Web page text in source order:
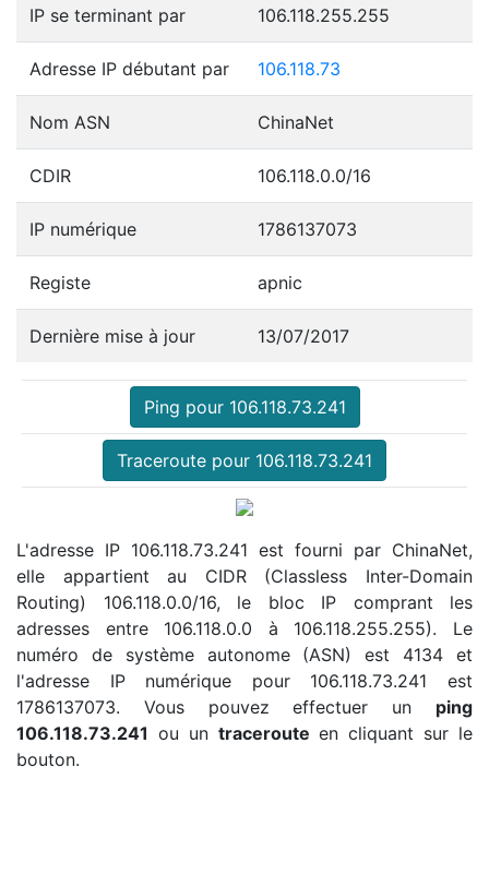
IP se terminant par 106.118.255.255
Adresse IP débutant par 106.118.73
Nom ASN ChinaNet
CDIR 106.118.0.0/16
IP numérique 1786137073
Registe apnic
Dernière mise à jour 13/07/2017
Ping pour 106.118.73.241
Traceroute pour 106.118.73.241
L'adresse IP 106.118.73.241 est fourni par ChinaNet,
elle appartient au CIDR (Classless Inter-Domain
Routing) 106.118.0.0/16, le bloc IP comprant les
adresses entre 106.118.0.0 à 106.118.255.255). Le
numéro de système autonome (ASN) est 4134 et
l'adresse IP numérique pour 106.118.73.241 est
1786137073. Vous pouvez effectuer un ping
106.118.73.241 ou un traceroute en cliquant sur le
bouton.